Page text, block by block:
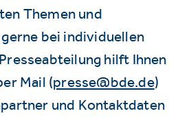
Themen und
bei individuellen
hilft Ihnen
Mail (presse@bde.de)
und Kontaktdaten